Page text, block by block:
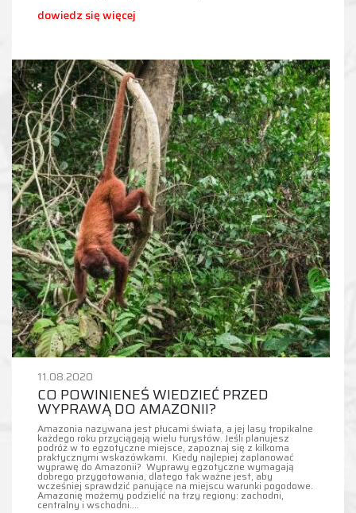
dowiedz się więcej
11.08.2020
CO POWINIENEŚ WIEDZIEĆ PRZED
WYPRAWĄ DO AMAZONII?
Amazonia nazywana jest płucami świata, a jej lasy tropikalne
każdego roku przyciągają wielu turystów. Jeśli planujesz
podróż w to egzotyczne miejsce, zapoznaj się z kilkoma
praktycznymi wskazówkami. Kiedy najlepiej zaplanować
wyprawę do Amazonii? Wyprawy egzotyczne wymagają
dobrego przygotowania, dlatego tak ważne jest, aby
wcześniej sprawdzić panujące na miejscu warunki pogodowe.
Amazonię możemy podzielić na trzy regiony: zachodni,
centralny i wschodni.…